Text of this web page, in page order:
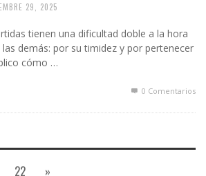
29, 2025
tienen una dificultad doble a la hora
demás: por su timidez y por pertenecer
cómo …
0 Comentarios
22 »